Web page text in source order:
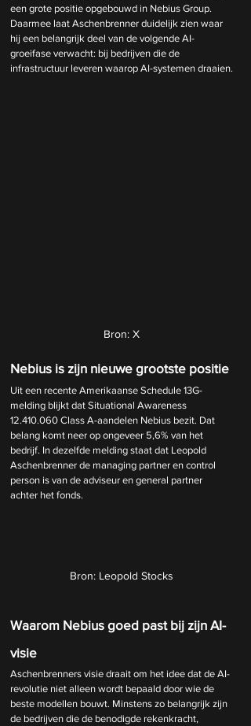
een grote positie opgebouwd in Nebius Group.
Daarmee laat Aschenbrenner duidelijk zien waar
hij een belangrijk deel van de volgende AI-
groeifase verwacht: bij bedrijven die de
infrastructuur leveren waarop AI-systemen draaien.
Bron: X
Nebius is zijn nieuwe grootste positie
Uit een recente Amerikaanse Schedule 13G-
melding blijkt dat Situational Awareness
12.410.060 Class A-aandelen Nebius bezit. Dat
belang komt neer op ongeveer 5,6% van het
bedrijf. In dezelfde melding staat dat Leopold
Aschenbrenner de managing partner en control
person is van de adviseur en general partner
achter het fonds.
Bron: Leopold Stocks
Waarom Nebius goed past bij zijn AI-
visie
Aschenbrenners visie draait om het idee dat de AI-
revolutie niet alleen wordt bepaald door wie de
beste modellen bouwt. Minstens zo belangrijk zijn
de bedrijven die de benodigde rekenkracht,